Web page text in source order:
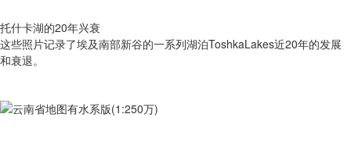
托什卡湖的20年兴衰
这些照片记录了埃及南部新谷的一系列湖泊ToshkaLakes近20年的发展
和衰退。